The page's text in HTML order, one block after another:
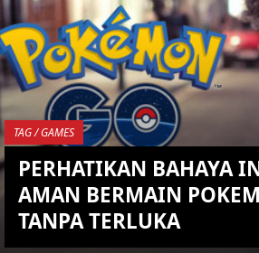
TAG / GAMES
PERHATIKAN BAHAYA
AMAN BERMAIN
TANPA TERLUKA